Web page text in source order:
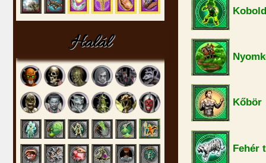
Halál
Kőbör
Fehér